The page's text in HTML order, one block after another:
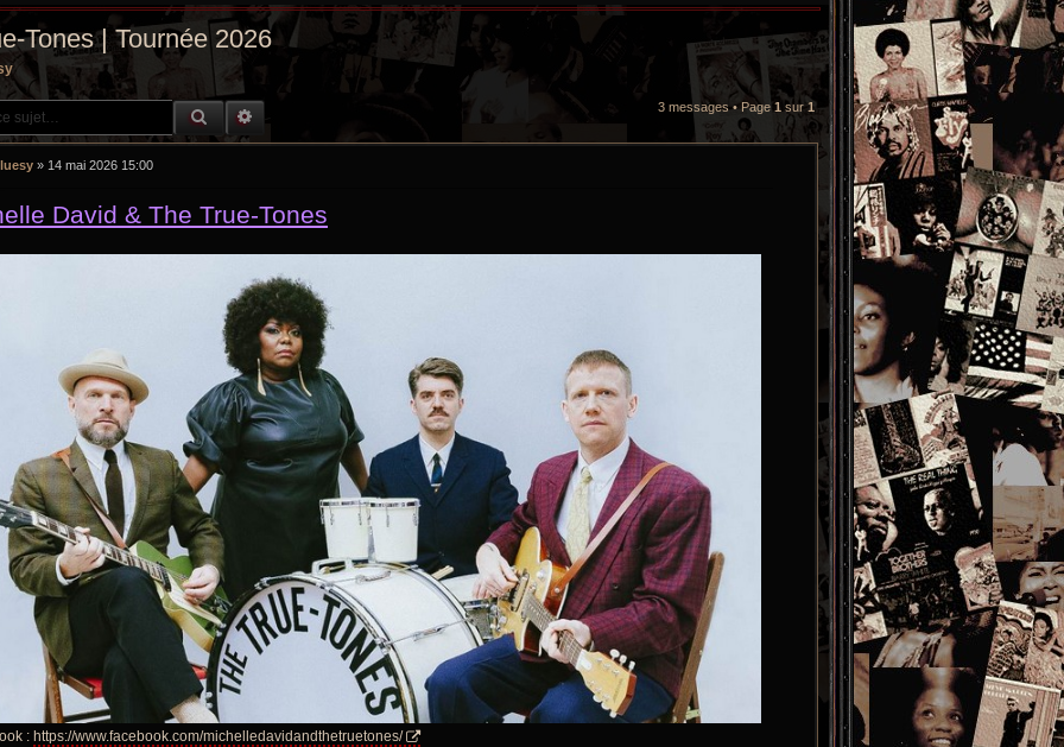
Tones | Tournée 2026
RECHERCHE GROOVY 3 messages • Page 1 sur1
» 14 mai 2026 15:00
David & The True-Tones
: https://www.facebook.com/michelledavidandthetruetones/